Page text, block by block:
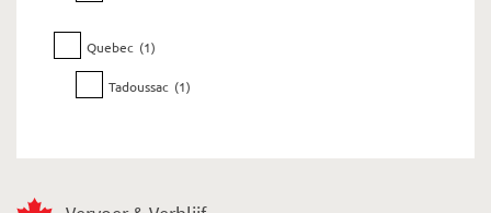
Quebec (1)
Tadoussac (1)